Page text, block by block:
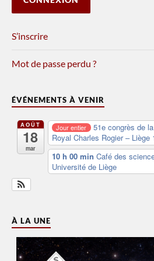
S’inscrire
Mot de passe perdu ?
ÉVÉNEMENTS À VENIR
AOÛT
18
mar
Jour entier 51e congrès de
Royal Charles Rogier – Liège
10 h 00 min Café des
Université de Liège
À LA UNE